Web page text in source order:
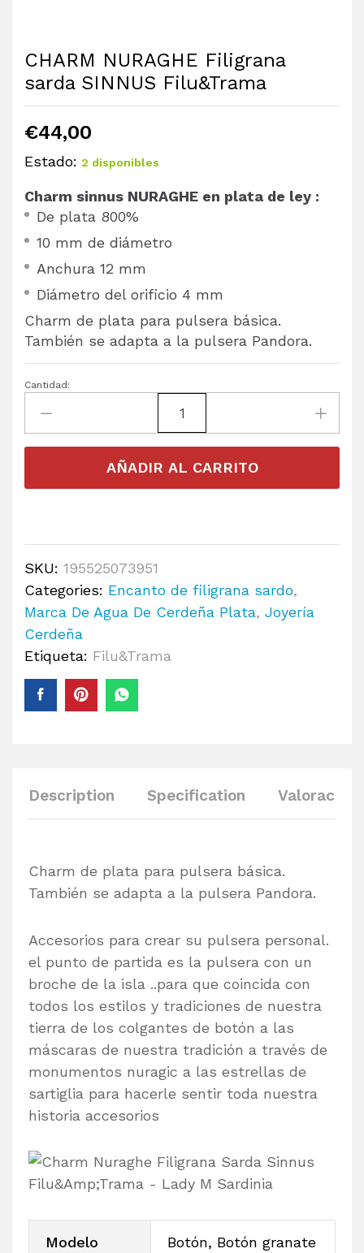
CHARM NURAGHE Filigrana
sarda SINNUS Filu&Trama
€44,00
Estado: 2 disponibles
Charm sinnus NURAGHE en plata de ley :
De plata 800%
10 mm de diámetro
Anchura 12 mm
Diámetro del orificio 4 mm
Charm de plata para pulsera básica.
También se adapta a la pulsera Pandora.
Cantidad:
AÑADIR AL CARRITO
SKU: 195525073951
Categories: Encanto de filigrana sardo,
Marca De Agua De Cerdeña Plata, Joyería
Cerdeña
Etiqueta: Filu&Trama
Description Specification
Charm de plata para pulsera básica.
También se adapta a la pulsera Pandora.
Accesorios para crear su pulsera personal.
el punto de partida es la pulsera con un
broche de la isla ..para que coincida con
todos los estilos y tradiciones de nuestra
tierra de los colgantes de botón a las
máscaras de nuestra tradición a través de
monumentos nuragic a las estrellas de
sartiglia para hacerle sentir toda nuestra
historia accesorios
Modelo Botón, Botón granate